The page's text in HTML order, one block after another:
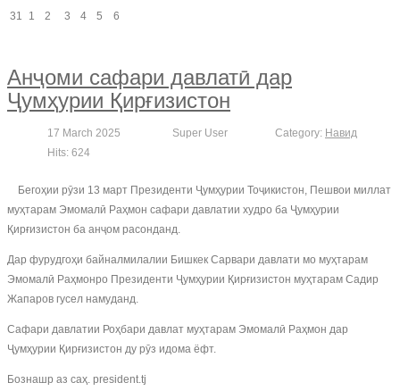
31
1 2 3 4 5 6
Анҷоми сафари давлатӣ дар
Ҷумҳурии Қирғизистон
17 March 2025 Super User Category: Навид
Hits: 624
Бегоҳии рӯзи 13 март Президенти Ҷумҳурии Тоҷикистон, Пешвои миллат
муҳтарам Эмомалӣ Раҳмон сафари давлатии худро ба Ҷумҳурии
Қирғизистон ба анҷом расонданд.
Дар фурудгоҳи байналмилалии Бишкек Сарвари давлати мо муҳтарам
Эмомалӣ Раҳмонро Президенти Ҷумҳурии Қирғизистон муҳтарам Садир
Жапаров гусел намуданд.
Сафари давлатии Роҳбари давлат муҳтарам Эмомалӣ Раҳмон дар
Ҷумҳурии Қирғизистон ду рӯз идома ёфт.
Бознашр аз саҳ. president.tj